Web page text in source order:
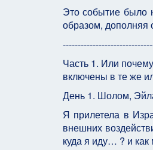
Это событие было
образом, дополняя
Часть 1. Или
включены в те же
День 1. Шолом,
Я прилетела в
внешних
куда я иду… ? и